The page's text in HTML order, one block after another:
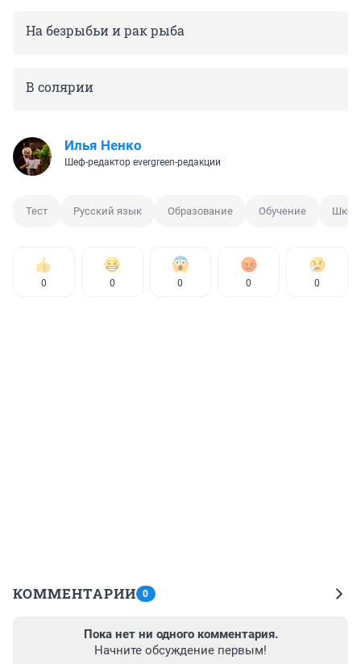
На безрыбьи и рак рыба
В солярии
Илья Ненко
Шеф-редактор evergreen-редакции
Тест Русский язык Образование Обучение
0 0 0 0 0
КОММЕНТАРИИ 0
Пока нет ни одного комментария.
Начните обсуждение первым!